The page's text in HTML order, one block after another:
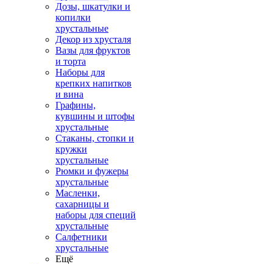
Дозы, шкатулки и
копилки
хрустальные
Декор из хрусталя
Вазы для фруктов
и торта
Наборы для
крепких напитков
и вина
Графины,
кувшины и штофы
хрустальные
Стаканы, стопки и
кружки
хрустальные
Рюмки и фужеры
хрустальные
Масленки,
сахарницы и
наборы для специй
хрустальные
Салфетники
хрустальные
Ещё